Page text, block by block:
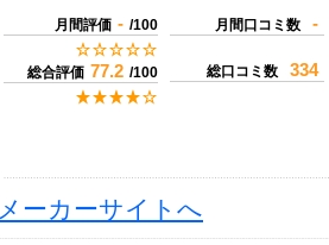
月間評価 - /100
総合評価 77.2 /100
月間口コミ数 -
総口コミ数 334
メーカーサイトへ